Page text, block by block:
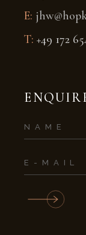
E:
T: +49 172